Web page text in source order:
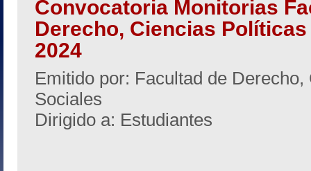
Convocatoria Monitorias
Derecho, Ciencias
2024
Emitido por: Facultad de
Sociales
Dirigido a: Estudiantes